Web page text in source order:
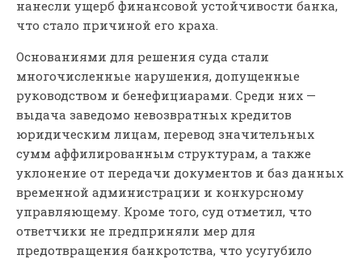
нанесли ущерб финансовой устойчивости банка,
что стало причиной его краха.
Основаниями для решения суда стали
многочисленные нарушения, допущенные
руководством и бенефициарами. Среди них —
выдача заведомо невозвратных кредитов
юридическим лицам, перевод значительных
сумм аффилированным структурам, а также
уклонение от передачи документов и баз данных
временной администрации и конкурсному
управляющему. Кроме того, суд отметил, что
ответчики не предприняли мер для
предотвращения банкротства, что усугубило